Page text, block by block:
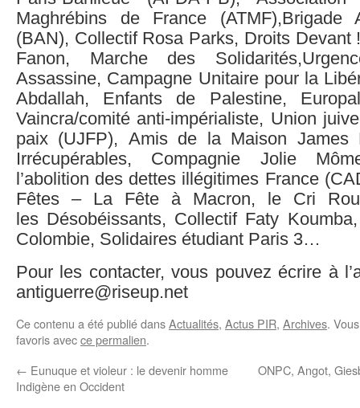
Maghrébins de France (ATMF),Brigade
(BAN), Collectif Rosa Parks, Droits Devant
Fanon, Marche des
Assassine, Campagne Unitaire pour la
Abdallah, Enfants de Palestine,
Vaincra/comité anti-impérialiste, Union
paix (UJFP), Amis de la Maison James
Irrécupérables, Compagnie Jolie
l’abolition des dettes illégitimes France
Fêtes – La Fête à Macron, le Cri
les Désobéissants, Collectif Faty
Colombie, Solidaires étudiant Paris 3…
Pour les contacter, vous pouvez écrire à
antiguerre@riseup.net
Ce contenu a été publié dansActualités, Actus PIR, Archives.
favoris avecce permalien.
← Eunuque et violeur : le devenir homme
Indigène en Occident
ONPC, Angot,